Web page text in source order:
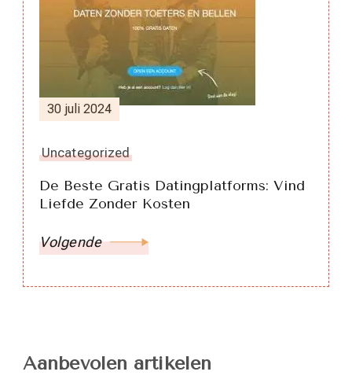
30 juli 2024
Uncategorized
De Beste Gratis Datingplatforms: Vind
Liefde Zonder Kosten
Volgende
Aanbevolen artikelen